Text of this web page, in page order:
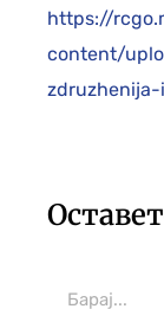
https://
content/